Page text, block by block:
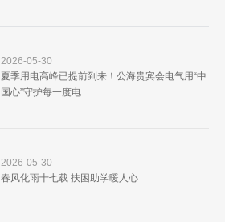
2026-05-30
夏季用电高峰已提前到来！公海贵宾会电气用“中
国心”守护每一度电
2026-05-30
春风化雨十七载 扶困助学暖人心